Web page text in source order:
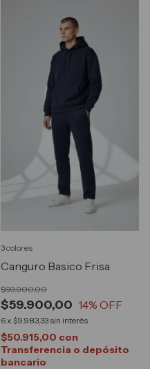
Canguro Basico Frisa
$59.900,00
$69.900,00
14% OFF
6 x $9.983,33 sin interés
$50.915,00 con
Transferencia o depósito
bancario
3 colores